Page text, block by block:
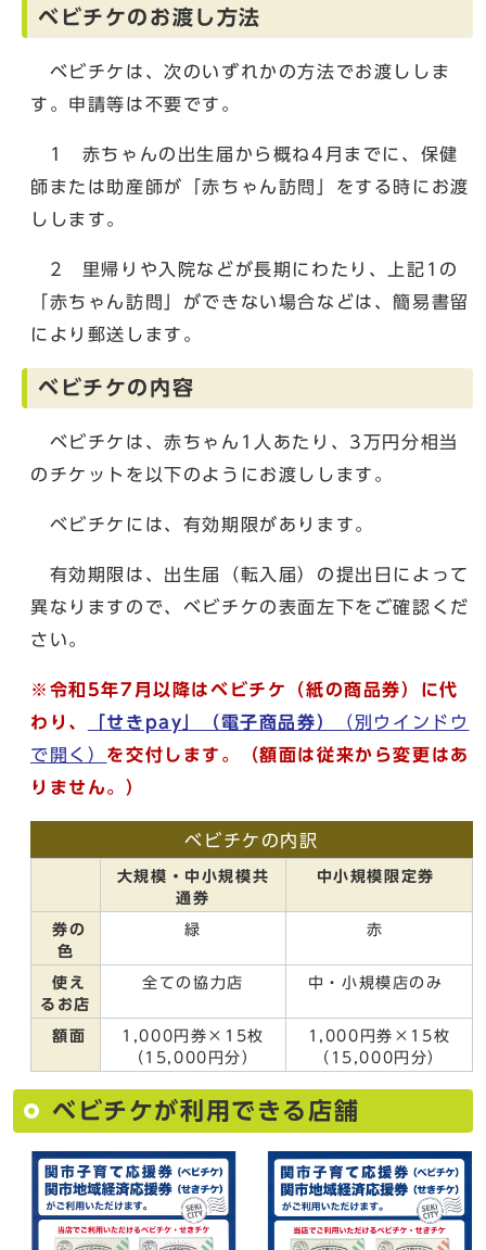
ベビチケのお渡し方法
ベビチケは、次のいずれかの方法でお渡ししま
す。申請等は不要です。
1 赤ちゃんの出生届から概ね4月までに、保健
師または助産師が「赤ちゃん訪問」をする時にお渡
しします。
2 里帰りや入院などが長期にわたり、上記1の
「赤ちゃん訪問」ができない場合などは、簡易書留
により郵送します。
ベビチケの内容
ベビチケは、赤ちゃん1人あたり、3万円分相当
のチケットを以下のようにお渡しします。
ベビチケには、有効期限があります。
有効期限は、出生届（転入届）の提出日によって
異なりますので、ベビチケの表面左下をご確認くだ
さい。
※令和5年7月以降はベビチケ（紙の商品券）に代
わり、
「せきpay」（電子商品券）
（別ウインドウ
で開く） を交付します。（額面は従来から変更はあ
りません。）
ベビチケの内訳
大規模・中小規模共
通券
中小規模限定券
券の
色
緑 赤
使え
るお店
全ての協力店 中・小規模店のみ
額面
1,000円券×15枚
（15,000円分）
1,000円券×15枚
（15,000円分）
ベビチケが利用できる店舗